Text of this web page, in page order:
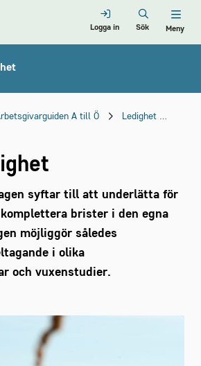
Logga in Sök Meny
A till Ö Ledighet
syftar till att underlätta för
brister i den egna
möjliggör således
i olika
och vuxenstudier.